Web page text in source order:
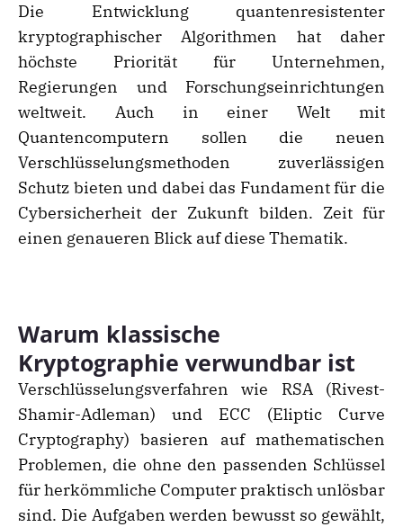
Die Entwicklung quantenresistenter
kryptographischer Algorithmen hat daher
höchste Priorität für Unternehmen,
Regierungen und Forschungseinrichtungen
weltweit. Auch in einer Welt mit
Quantencomputern sollen die neuen
Verschlüsselungsmethoden zuverlässigen
Schutz bieten und dabei das Fundament für die
Cybersicherheit der Zukunft bilden. Zeit für
einen genaueren Blick auf diese Thematik.
Warum klassische
Kryptographie verwundbar ist
Verschlüsselungsverfahren wie RSA (Rivest-
Shamir-Adleman) und ECC (Eliptic Curve
Cryptography) basieren auf mathematischen
Problemen, die ohne den passenden Schlüssel
für herkömmliche Computer praktisch unlösbar
sind. Die Aufgaben werden bewusst so gewählt,